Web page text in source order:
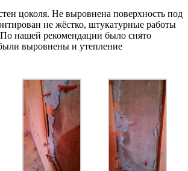
цоколя. Не выровнена поверхность под
не жёстко, штукатурные работы
По нашей рекомендации было снято
выровнены и утепление